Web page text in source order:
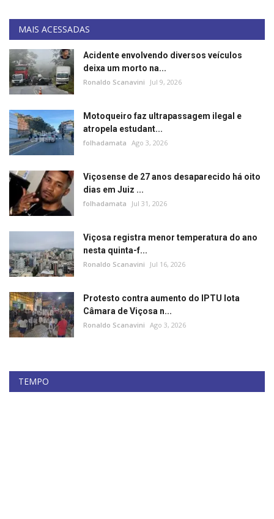
Esporte
Solidariedade
Justiça
Brasil
Minas Gerais
MAIS ACESSADAS
Acidente envolvendo diversos veículos
deixa um morto na...
Ronaldo Scanavini Jul 9, 2026
Motoqueiro faz ultrapassagem ilegal e
atropela estudant...
folhadamata Ago 3, 2026
Viçosense de 27 anos desaparecido há oito
dias em Juiz ...
folhadamata Jul 31, 2026
Viçosa registra menor temperatura do ano
nesta quinta-f...
Ronaldo Scanavini Jul 16, 2026
Protesto contra aumento do IPTU lota
Câmara de Viçosa n...
Ronaldo Scanavini Ago 3, 2026
TEMPO